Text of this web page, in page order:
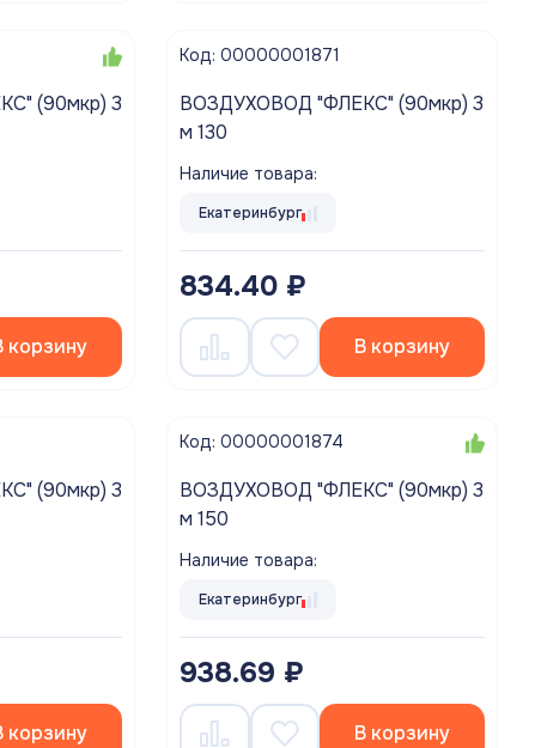
корзину
Код: 00000001871
ВОЗДУХОВОД "ФЛЕКС" (90мкр) 3
м 130
Наличие товара:
Екатеринбург
834.40 ₽
В корзину
корзину
Код: 00000001874
ВОЗДУХОВОД "ФЛЕКС" (90мкр) 3
м 150
Наличие товара:
Екатеринбург
938.69 ₽
В корзину